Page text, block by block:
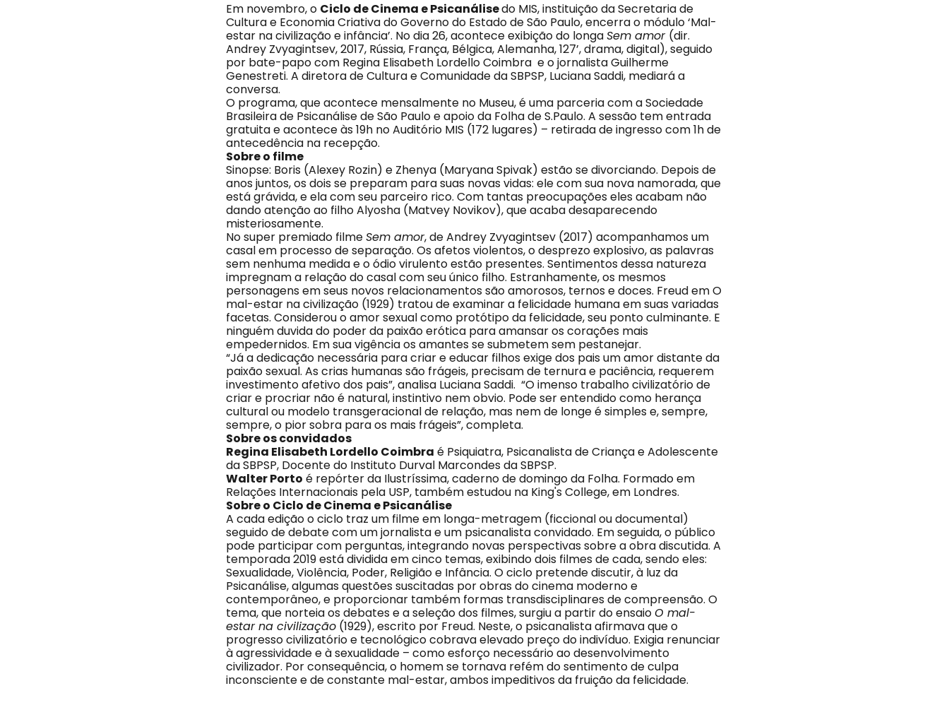
Em novembro, o Ciclo de Cinema e Psicanálisedo MIS, instituição da Secretaria de
Cultura e Economia Criativa do Governo do Estado de São Paulo, encerra o módulo ‘Mal-
estar na civilização e infância’. No dia 26, acontece exibição do longaSem amor (dir.
Andrey Zvyagintsev, 2017, Rússia, França, Bélgica, Alemanha, 127’, drama, digital), seguido
por bate-papo com Regina Elisabeth Lordello Coimbra e o jornalista Guilherme
Genestreti. A diretora de Cultura e Comunidade da SBPSP, Luciana Saddi, mediará a
conversa.
O programa, que acontece mensalmente no Museu, é uma parceria com a Sociedade
Brasileira de Psicanálise de São Paulo e apoio da Folha de S.Paulo. A sessão tem entrada
gratuita e acontece às 19h no Auditório MIS (172 lugares) – retirada de ingresso com 1h de
antecedência na recepção.
Sobre o filme
Sinopse: Boris (Alexey Rozin) e Zhenya (Maryana Spivak) estão se divorciando. Depois de
anos juntos, os dois se preparam para suas novas vidas: ele com sua nova namorada, que
está grávida, e ela com seu parceiro rico. Com tantas preocupações eles acabam não
dando atenção ao filho Alyosha (Matvey Novikov), que acaba desaparecendo
misteriosamente.
No super premiado filmeSem amor, de Andrey Zvyagintsev (2017) acompanhamos um
casal em processo de separação. Os afetos violentos, o desprezo explosivo, as palavras
sem nenhuma medida e o ódio virulento estão presentes. Sentimentos dessa natureza
impregnam a relação do casal com seu único filho. Estranhamente, os mesmos
personagens em seus novos relacionamentos são amorosos, ternos e doces. Freud em O
mal-estar na civilização (1929) tratou de examinar a felicidade humana em suas variadas
facetas. Considerou o amor sexual como protótipo da felicidade, seu ponto culminante. E
ninguém duvida do poder da paixão erótica para amansar os corações mais
empedernidos. Em sua vigência os amantes se submetem sem pestanejar.
“Já a dedicação necessária para criar e educar filhos exige dos pais um amor distante da
paixão sexual. As crias humanas são frágeis, precisam de ternura e paciência, requerem
investimento afetivo dos pais”, analisa Luciana Saddi. “O imenso trabalho civilizatório de
criar e procriar não é natural, instintivo nem obvio. Pode ser entendido como herança
cultural ou modelo transgeracional de relação, mas nem de longe é simples e, sempre,
sempre, o pior sobra para os mais frágeis”, completa.
Sobre os convidados
Regina Elisabeth Lordello Coimbra é Psiquiatra, Psicanalista de Criança e Adolescente
da SBPSP, Docente do Instituto Durval Marcondes da SBPSP.
Walter Porto é repórter da Ilustríssima, caderno de domingo da Folha. Formado em
Relações Internacionais pela USP, também estudou na King's College, em Londres.
Sobre o Ciclo de Cinema e Psicanálise
A cada edição o ciclo traz um filme em longa-metragem (ficcional ou documental)
seguido de debate com um jornalista e um psicanalista convidado. Em seguida, o público
pode participar com perguntas, integrando novas perspectivas sobre a obra discutida. A
temporada 2019 está dividida em cinco temas, exibindo dois filmes de cada, sendo eles:
Sexualidade, Violência, Poder, Religião e Infância. O ciclo pretende discutir, à luz da
Psicanálise, algumas questões suscitadas por obras do cinema moderno e
contemporâneo, e proporcionar também formas transdisciplinares de compreensão. O
tema, que norteia os debates e a seleção dos filmes, surgiu a partir do ensaioO mal-
estar na civilização (1929), escrito por Freud. Neste, o psicanalista afirmava que o
progresso civilizatório e tecnológico cobrava elevado preço do indivíduo. Exigia renunciar
à agressividade e à sexualidade – como esforço necessário ao desenvolvimento
civilizador. Por consequência, o homem se tornava refém do sentimento de culpa
inconsciente e de constante mal-estar, ambos impeditivos da fruição da felicidade.